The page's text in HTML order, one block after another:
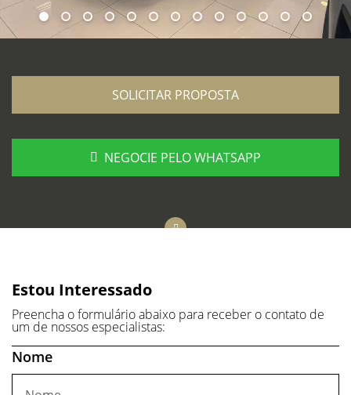
SOLICITAR PROPOSTA
NEGOCIE PELO WHATSAPP
Estou Interessado
Preencha o formulário abaixo para receber o contato de
um de nossos especialistas:
Nome